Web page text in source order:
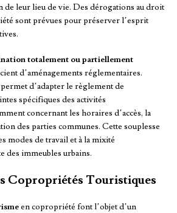
de leur lieu de vie. Des dérogations au droit
sont prévues pour préserver l’esprit
totalement ou partiellement
d’aménagements réglementaires.
d’adapter le règlement de
spécifiques des activités
concernant les horaires d’accès, la
des parties communes. Cette souplesse
modes de travail et à la mixité
des immeubles urbains.
Copropriétés Touristiques
en copropriété font l’objet d’un